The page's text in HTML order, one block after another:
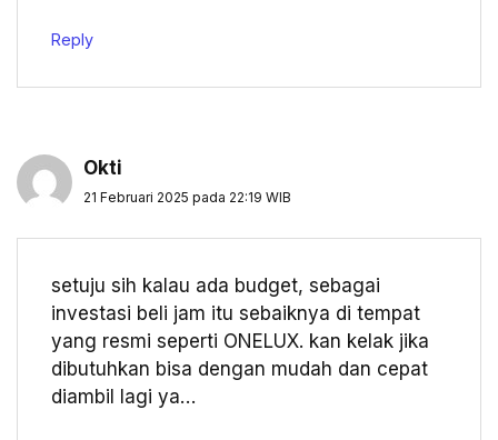
Reply
Okti
21 Februari 2025 pada 22:19 WIB
setuju sih kalau ada budget, sebagai
investasi beli jam itu sebaiknya di tempat
yang resmi seperti ONELUX. kan kelak jika
dibutuhkan bisa dengan mudah dan cepat
diambil lagi ya…